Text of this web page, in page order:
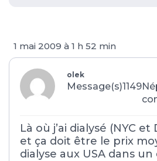
1 mai 2009 à 1 h 52 min
olek
Message(s)1149
Là où j’ai dialysé (NYC et
et ça doit être le prix
dialyse aux USA dans